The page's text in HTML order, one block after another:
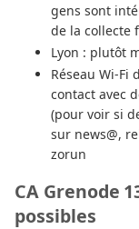
gens sont
de la collecte
Lyon : plutôt
Réseau Wi-Fi
contact avec
(pour voir si
sur news@,
zorun
CA Grenode
possibles